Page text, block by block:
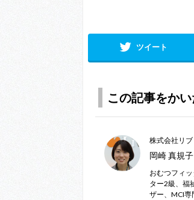
ツイート
この記事をかい
株式会社リ
岡崎 真規子
おむつフィ
ター2級、福
ザー、MCI専